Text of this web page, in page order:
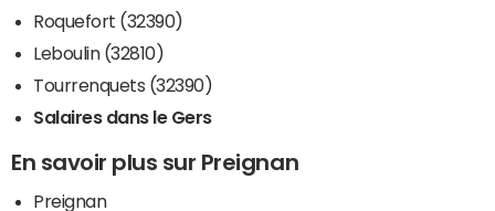
Roquefort (32390)
Leboulin (32810)
Tourrenquets (32390)
Salaires dans le Gers
En savoir plus sur Preignan
Preignan